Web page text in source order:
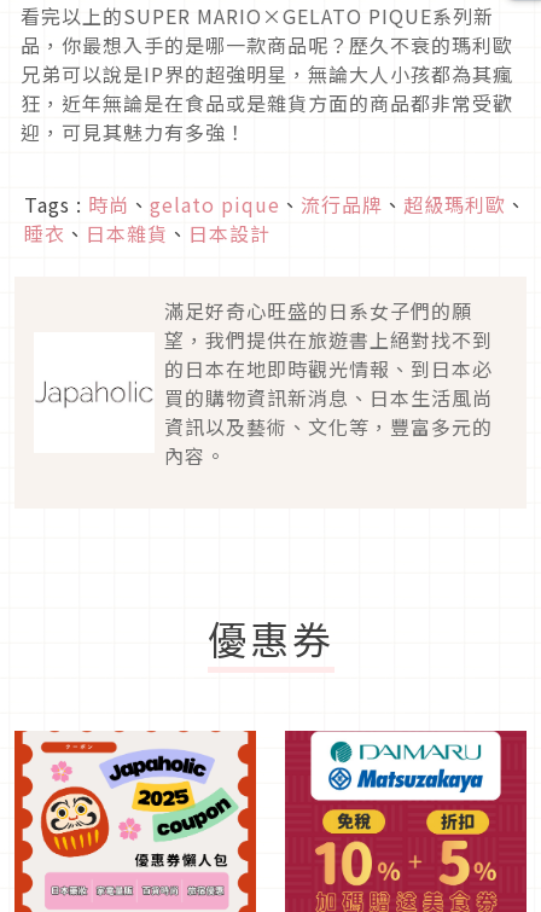
看完以上的SUPER MARIO×GELATO PIQUE系列新
品，你最想入手的是哪一款商品呢？歷久不衰的瑪利歐
兄弟可以說是IP界的超強明星，無論大人小孩都為其瘋
狂，近年無論是在食品或是雜貨方面的商品都非常受歡
迎，可見其魅力有多強！
Tags : 時尚 、 gelato pique 、 流行品牌 、 超級瑪利歐 、
睡衣 、 日本雜貨 、 日本設計
滿足好奇心旺盛的日系女子們的願
望，我們提供在旅遊書上絕對找不到
的日本在地即時觀光情報、到日本必
買的購物資訊新消息、日本生活風尚
資訊以及藝術、文化等，豐富多元的
內容。
優惠券